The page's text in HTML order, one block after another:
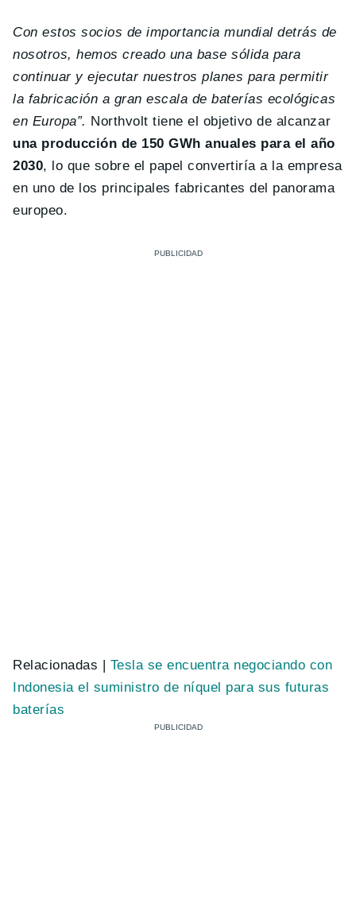
Con estos socios de importancia mundial detrás de
nosotros, hemos creado una base sólida para
continuar y ejecutar nuestros planes para permitir
la fabricación a gran escala de baterías ecológicas
en Europa”. Northvolt tiene el objetivo de alcanzar
una producción de 150 GWh anuales para el año
2030, lo que sobre el papel convertiría a la empresa
en uno de los principales fabricantes del panorama
europeo.
Relacionadas | Tesla se encuentra negociando con
Indonesia el suministro de níquel para sus futuras
baterías